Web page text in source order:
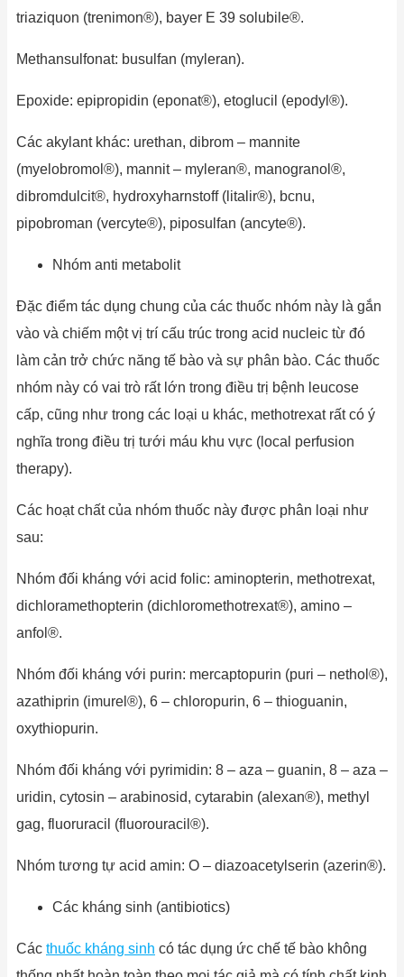
triaziquon (trenimon®), bayer E 39 solubile®.
Methansulfonat: busulfan (myleran).
Epoxide: epipropidin (eponat®), etoglucil (epodyl®).
Các akylant khác: urethan, dibrom – mannite
(myelobromol®), mannit – myleran®, manogranol®,
dibromdulcit®, hydroxyharnstoff (litalir®), bcnu,
pipobroman (vercyte®), piposulfan (ancyte®).
Nhóm anti metabolit
Đặc điểm tác dụng chung của các thuốc nhóm này là gắn
vào và chiếm một vị trí cấu trúc trong acid nucleic từ đó
làm cản trở chức năng tế bào và sự phân bào. Các thuốc
nhóm này có vai trò rất lớn trong điều trị bệnh leucose
cấp, cũng như trong các loại u khác, methotrexat rất có ý
nghĩa trong điều trị tưới máu khu vực (local perfusion
therapy).
Các hoạt chất của nhóm thuốc này được phân loại như
sau:
Nhóm đối kháng với acid folic: aminopterin, methotrexat,
dichloramethopterin (dichloromethotrexat®), amino –
anfol®.
Nhóm đối kháng với purin: mercaptopurin (puri – nethol®),
azathiprin (imurel®), 6 – chloropurin, 6 – thioguanin,
oxythiopurin.
Nhóm đối kháng với pyrimidin: 8 – aza – guanin, 8 – aza –
uridin, cytosin – arabinosid, cytarabin (alexan®), methyl
gag, fluoruracil (fluorouracil®).
Nhóm tương tự acid amin: O – diazoacetylserin (azerin®).
Các kháng sinh (antibiotics)
Các thuốc kháng sinh có tác dụng ức chế tế bào không